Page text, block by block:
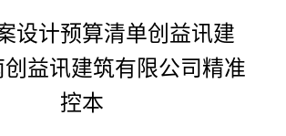
设计预算清单创益讯建
益讯建筑有限公司精准
控本